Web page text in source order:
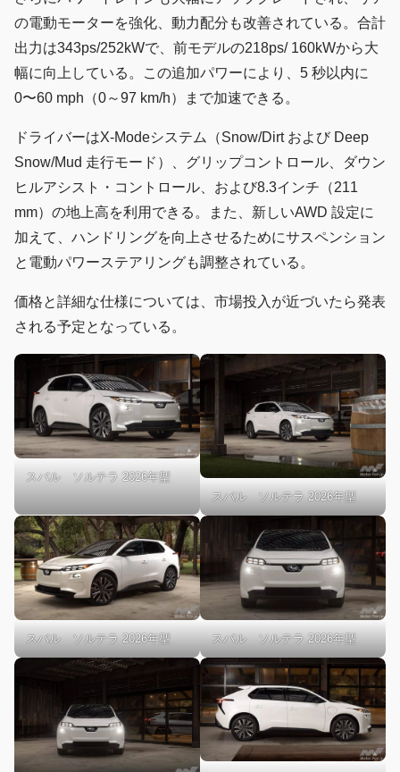
の電動モーターを強化、動力配分も改善されている。合計
出力は343ps/252kWで、前モデルの218ps/ 160kWから大
幅に向上している。この追加パワーにより、5 秒以内に
0〜60 mph（0～97 km/h）まで加速できる。
ドライバーはX-Modeシステム（Snow/Dirt および Deep
Snow/Mud 走行モード）、グリップコントロール、ダウン
ヒルアシスト・コントロール、および8.3インチ（211
mm）の地上高を利用できる。また、新しいAWD 設定に
加えて、ハンドリングを向上させるためにサスペンション
と電動パワーステアリングも調整されている。
価格と詳細な仕様については、市場投入が近づいたら発表
される予定となっている。
スバル ソルテラ 2026年型
スバル ソルテラ 2026年型
スバル ソルテラ 2026年型 スバル ソルテラ 2026年型